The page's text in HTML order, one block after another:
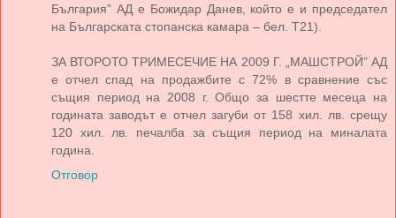
България” АД е Божидар Данев, който е и председател
на Българската стопанска камара – бел. Т21).
ЗА ВТОРОТО ТРИМЕСЕЧИЕ НА 2009 Г. „МАШСТРОЙ” АД
е отчел спад на продажбите с 72% в сравнение със
същия период на 2008 г. Общо за шестте месеца на
годината заводът е отчел загуби от 158 хил. лв. срещу
120 хил. лв. печалба за същия период на миналата
година.
Отговор